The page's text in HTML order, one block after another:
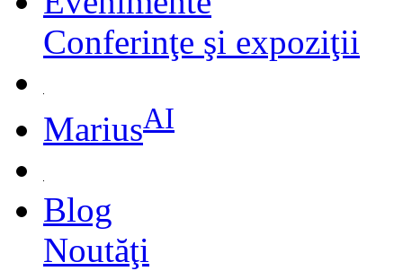
Conferinţe şi expoziţii
MariusAI
Blog
Noutăţi